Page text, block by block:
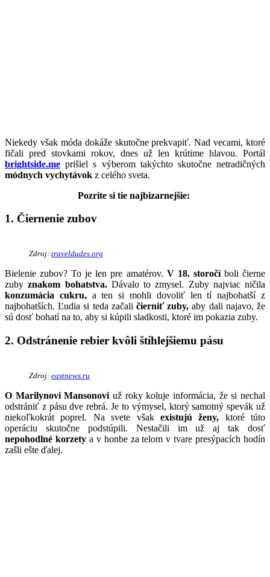
Niekedy však móda dokáže skutočne prekvapiť. Nad vecami, ktoré
fičali pred stovkami rokov, dnes už len krútime hlavou. Portál
brightside.me prišiel s výberom takýchto skutočne netradičných
módnych vychytávok z celého sveta.
Pozrite si tie najbizarnejšie:
1. Čiernenie zubov
Zdroj: traveldudes.org
Bielenie zubov? To je len pre amatérov. V 18. storočíboli čierne
zubyznakom bohatstva.Dávalo to zmysel. Zuby najviac ničila
konzumácia cukru,a ten si mohli dovoliť len tí najbohatší z
najbohatších. Ľudia si teda začali čierniť zuby, aby dali najavo, že
sú dosť bohatí na to, aby si kúpili sladkosti, ktoré im pokazia zuby.
2. Odstránenie rebier kvôli štíhlejšiemu pásu
Zdroj: eastnews.ru
O Marilynovi Mansonovi už roky koluje informácia, že si nechal
odstrániť z pásu dve rebrá. Je to výmysel, ktorý samotný spevák už
niekoľkokrát poprel. Na svete však existujú ženy, ktoré túto
operáciu skutočne podstúpili. Nestačili im už aj tak dosť
nepohodlné korzety a v honbe za telom v tvare presýpacích hodín
zašli ešte ďalej.